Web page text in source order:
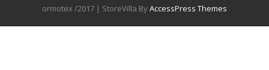
ormotex /2017 | StoreVilla ByAccessPress Themes